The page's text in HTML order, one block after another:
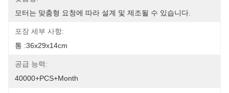
모터는 맞춤형 요청에 따라 설계 및 제조될 수 있습니다.
포장 세부 사항:
통 :36x29x14cm
공급 능력:
40000+PCS+Month